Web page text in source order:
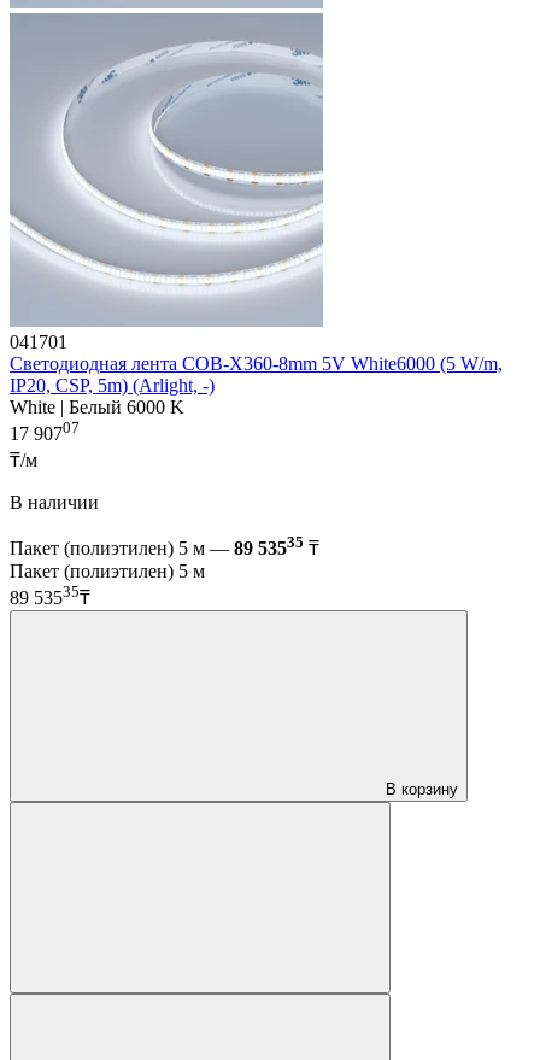
041701
Светодиодная лента COB-X360-8mm 5V White6000 (5 W/m,
IP20, CSP, 5m) (Arlight, -)
White | Белый 6000 K
17 90707
₸/м
В наличии
Пакет (полиэтилен) 5 м — 89 53535 ₸
Пакет (полиэтилен) 5 м
89 53535₸
В корзину